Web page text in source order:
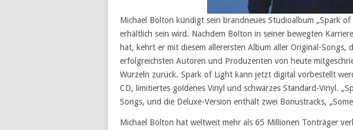
Michael Bolton kündigt sein brandneues Studioalbum „Spark of
erhältlich sein wird. Nachdem Bolton in seiner bewegten
hat, kehrt er mit diesem allerersten Album aller Original-Songs,
erfolgreichsten Autoren und Produzenten von heute
Wurzeln zurück. Spark of Light kann jetzt digital vorbestellt
CD, limitiertes goldenes Vinyl und schwarzes Standard-Vinyl.
Songs, und die Deluxe-Version enthält zwei Bonustracks,
Michael Bolton hat weltweit mehr als 65 Millionen Tonträger